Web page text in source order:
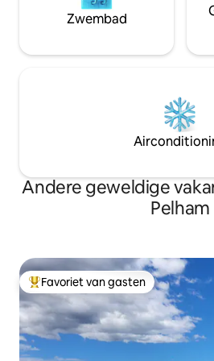
Zwembad
Andere geweldige
Pelham
Topfavoriet van gasten
Favoriet van gasten